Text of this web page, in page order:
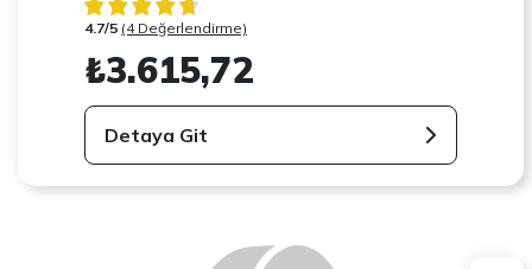
4.7/5 (4 Değerlendirme)
₺3.615,72
Detaya Git